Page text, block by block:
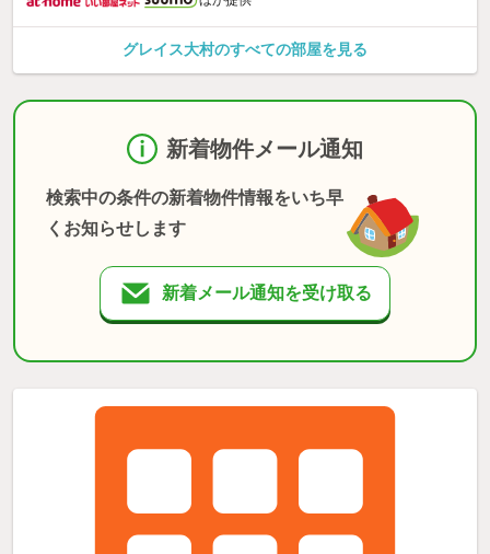
グレイス大村のすべての部屋を見る
新着物件メール通知
検索中の条件の新着物件情報をいち早
くお知らせします
新着メール通知を受け取る